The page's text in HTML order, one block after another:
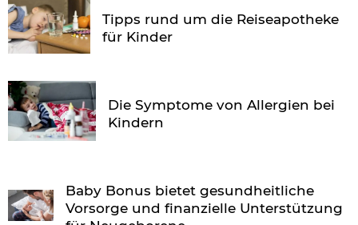
Tipps rund um die Reiseapotheke
für Kinder
Die Symptome von Allergien bei
Kindern
Baby Bonus bietet gesundheitliche
Vorsorge und finanzielle Unterstützung